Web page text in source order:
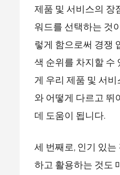
제품 및 서비스의 장
워드를 선택하는 것
렇게 함으로써 경쟁
색 순위를 차지할 수
게 우리 제품 및 서
와 어떻게 다르고 뛰
데 도움이 됩니다.
세 번째로, 인기 있
하고 활용하는 것도